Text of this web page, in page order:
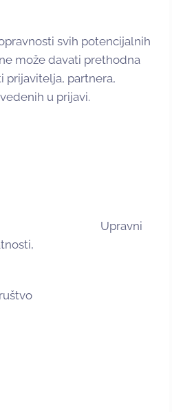
svih potencijalnih
može davati prethodna
prijavitelja, partnera,
u prijavi.